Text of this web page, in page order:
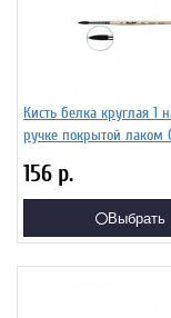
Кисть белка круглая 1
ручке покрытой лаком
156 р.
Выбрать